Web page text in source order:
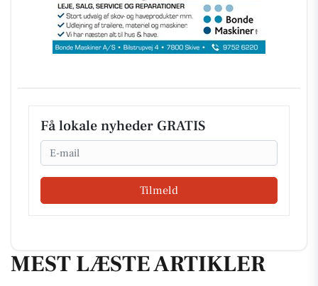
Få lokale nyheder GRATIS
Email
Tilmeld
MEST LÆSTE ARTIKLER